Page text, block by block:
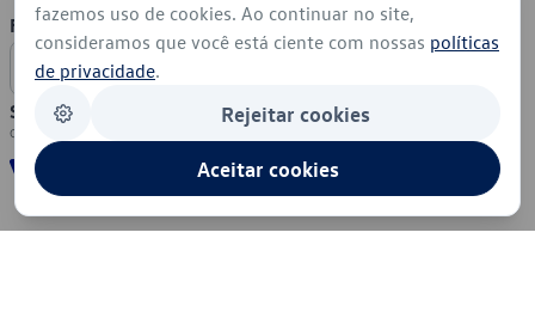
Formas de Pagamento
Segurança
fazemos uso de cookies. Ao continuar no site,
consideramos que você está ciente com nossas políticas
de privacidade.
Rejeitar cookies
Aceitar cookies